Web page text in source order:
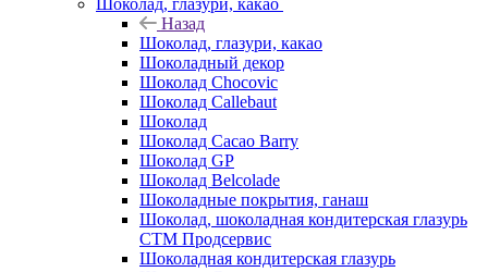
Шоколад, глазури, какао
Назад
Шоколад, глазури, какао
Шоколадный декор
Шоколад Chocovic
Шоколад Callebaut
Шоколад
Шоколад Cacao Barry
Шоколад GP
Шоколад Belcolade
Шоколадные покрытия, ганаш
Шоколад, шоколадная кондитерская глазурь
СТМ Продсервис
Шоколадная кондитерская глазурь